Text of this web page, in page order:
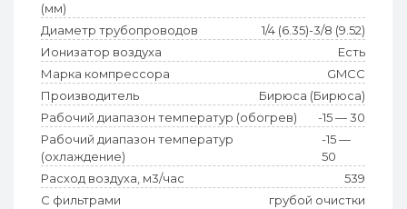
(мм)
Диаметр трубопроводов
1/4 (6.35)-3/8 (9.52)
Ионизатор воздуха
Есть
Марка компрессора
GMCC
Производитель
Бирюса (Бирюса)
Рабочий диапазон температур (обогрев)
-15 — 30
Рабочий диапазон температур
(охлаждение)
-15 —
50
Расход воздуха, м3/час
539
С фильтрами
грубой очистки